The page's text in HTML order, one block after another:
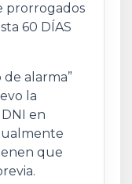
prorrogados
60 DÍAS
alarma”
la
en
que